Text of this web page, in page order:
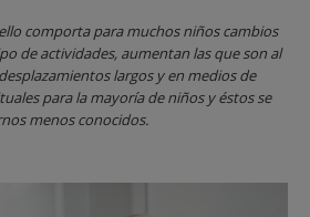
comporta para muchos niños cambios
de actividades, aumentan las que son al
largos y en medios de
para la mayoría de niños y éstos se
menos conocidos.